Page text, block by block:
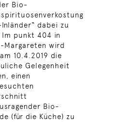
Bio-
Inländer“ dabei zu
Im punkt 404 in
Margareten wird
10.4.2019 die
Gelegenheit
einen
Bio-
(für die Küche) zu